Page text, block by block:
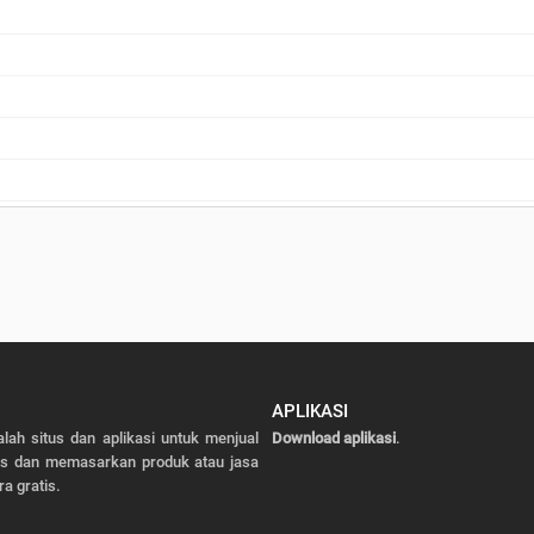
situs dan aplikasi untuk menjual
dan memasarkan produk atau jasa
gratis.
APLIKASI
Download aplikasi.